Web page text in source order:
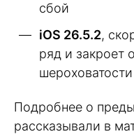
сбой
iOS 26.5.2,
ряд и закроет
шероховатости
Подробнее о
рассказывали в